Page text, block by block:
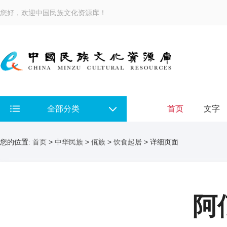
您好，欢迎中国民族文化资源库！
全部分类 首页 文字
您的位置: 首页 > 中华民族 > 佤族 > 饮食起居 > 详细页面
阿